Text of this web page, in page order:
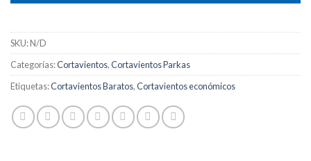
SKU:N/D
Categorías:Cortavientos,Cortavientos Parkas
Etiquetas:Cortavientos Baratos,Cortavientos económicos